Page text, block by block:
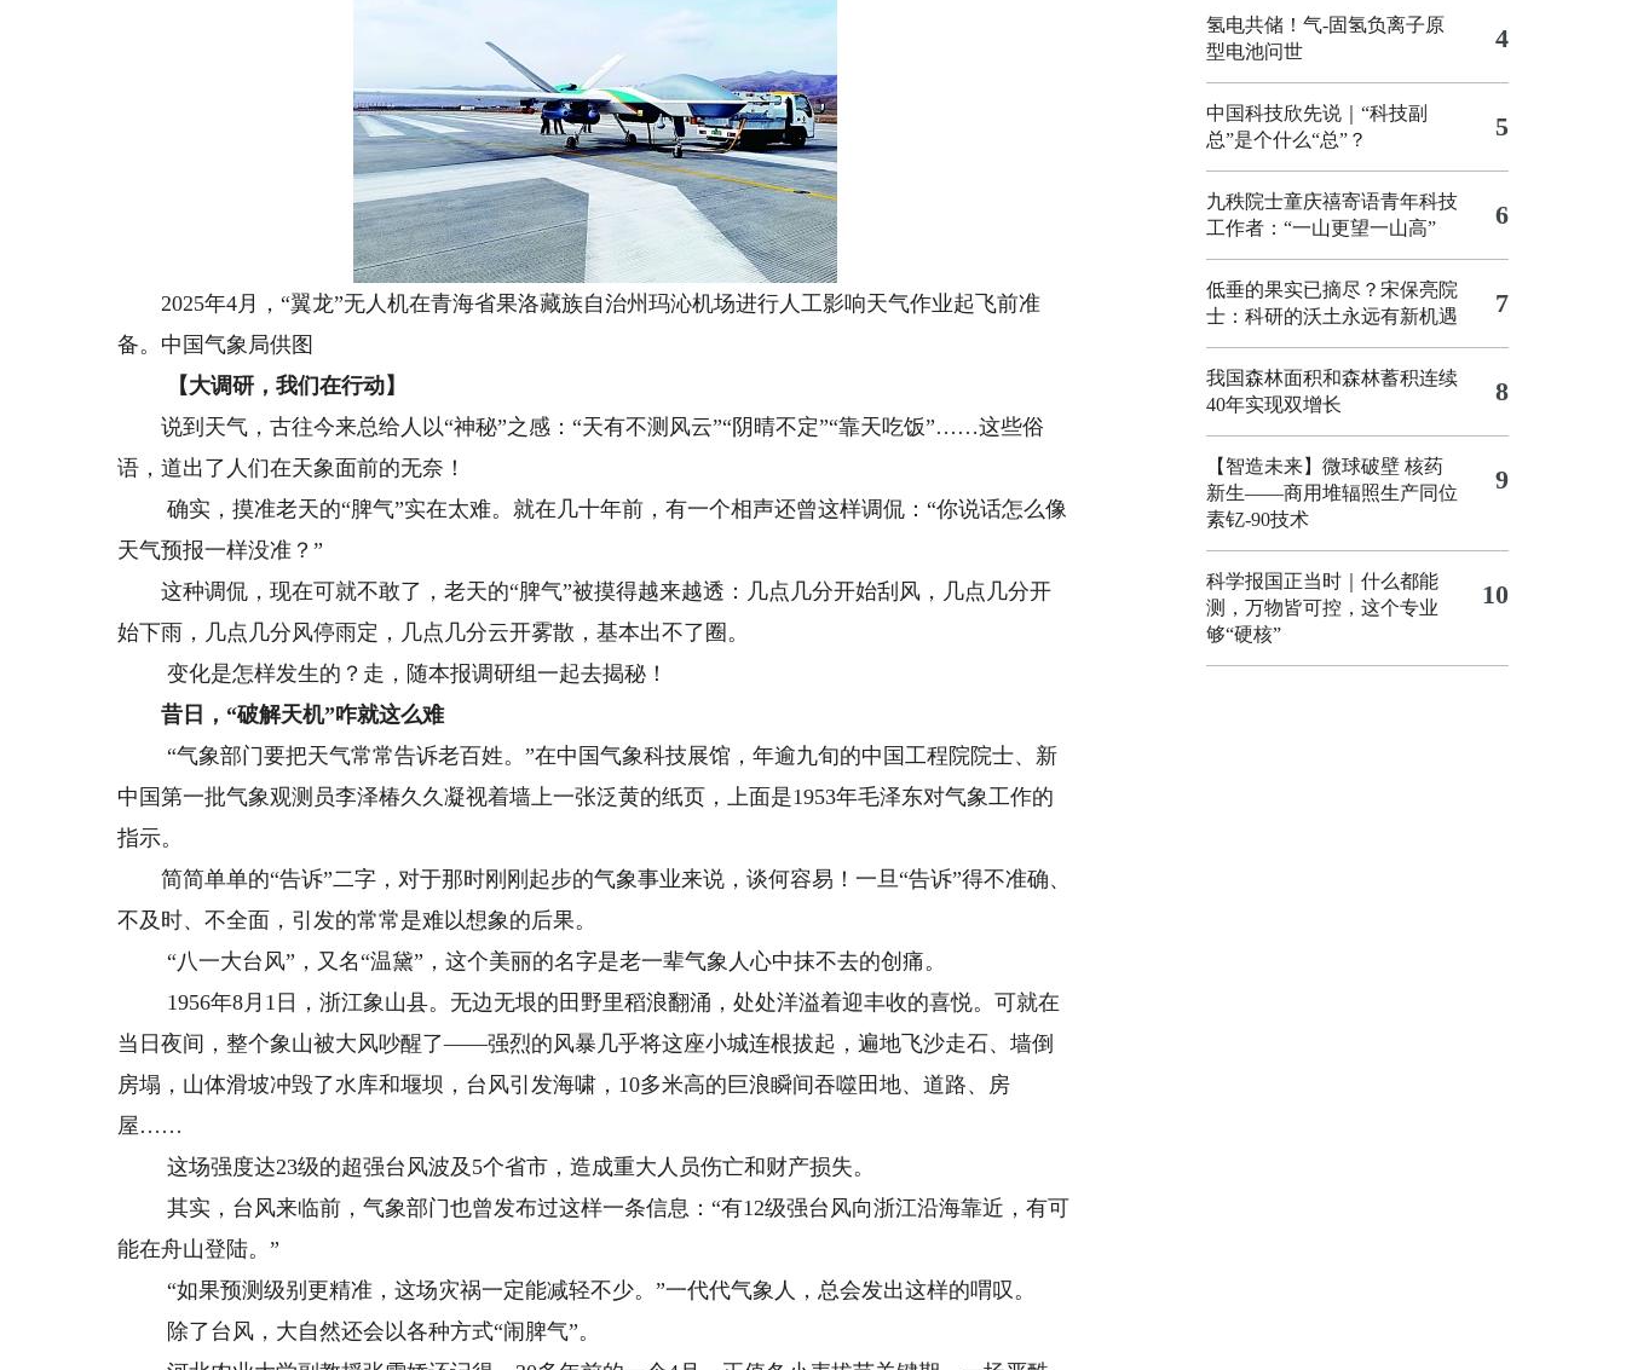
2025年4月，“翼龙”无人机在青海省果洛藏族自治州玛沁机场进行人工影响天气作业起飞前准
备。中国气象局供图
【大调研，我们在行动】
说到天气，古往今来总给人以“神秘”之感：“天有不测风云”“阴晴不定”“靠天吃饭”……这些俗
语，道出了人们在天象面前的无奈！
确实，摸准老天的“脾气”实在太难。就在几十年前，有一个相声还曾这样调侃：“你说话怎么像
天气预报一样没准？”
这种调侃，现在可就不敢了，老天的“脾气”被摸得越来越透：几点几分开始刮风，几点几分开
始下雨，几点几分风停雨定，几点几分云开雾散，基本出不了圈。
变化是怎样发生的？走，随本报调研组一起去揭秘！
昔日，“破解天机”咋就这么难
“气象部门要把天气常常告诉老百姓。”在中国气象科技展馆，年逾九旬的中国工程院院士、新
中国第一批气象观测员李泽椿久久凝视着墙上一张泛黄的纸页，上面是1953年毛泽东对气象工作的
指示。
简简单单的“告诉”二字，对于那时刚刚起步的气象事业来说，谈何容易！一旦“告诉”得不准确、
不及时、不全面，引发的常常是难以想象的后果。
“八一大台风”，又名“温黛”，这个美丽的名字是老一辈气象人心中抹不去的创痛。
1956年8月1日，浙江象山县。无边无垠的田野里稻浪翻涌，处处洋溢着迎丰收的喜悦。可就在
当日夜间，整个象山被大风吵醒了——强烈的风暴几乎将这座小城连根拔起，遍地飞沙走石、墙倒
房塌，山体滑坡冲毁了水库和堰坝，台风引发海啸，10多米高的巨浪瞬间吞噬田地、道路、房
屋……
这场强度达23级的超强台风波及5个省市，造成重大人员伤亡和财产损失。
其实，台风来临前，气象部门也曾发布过这样一条信息：“有12级强台风向浙江沿海靠近，有可
能在舟山登陆。”
“如果预测级别更精准，这场灾祸一定能减轻不少。”一代代气象人，总会发出这样的喟叹。
除了台风，大自然还会以各种方式“闹脾气”。
氢电共储！气-固氢负离子原
型电池问世
4
中国科技欣先说｜“科技副
总”是个什么“总”？
5
九秩院士童庆禧寄语青年科技
工作者：“一山更望一山高”
6
低垂的果实已摘尽？宋保亮院
士：科研的沃土永远有新机遇
7
我国森林面积和森林蓄积连续
40年实现双增长
8
【智造未来】微球破壁 核药
新生——商用堆辐照生产同位
素钇-90技术
9
科学报国正当时｜什么都能
测，万物皆可控，这个专业
够“硬核”
10